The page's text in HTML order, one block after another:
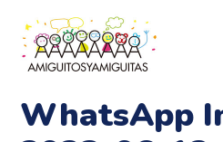
WhatsApp